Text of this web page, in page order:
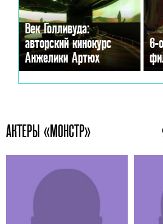
Век Голливуда:
авторский кинокурс
Анжелики Артюх
6-
АКТЕРЫ «МОНСТР»